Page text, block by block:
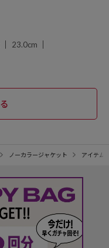
23.0cm
ノーカラージャケット アイテム